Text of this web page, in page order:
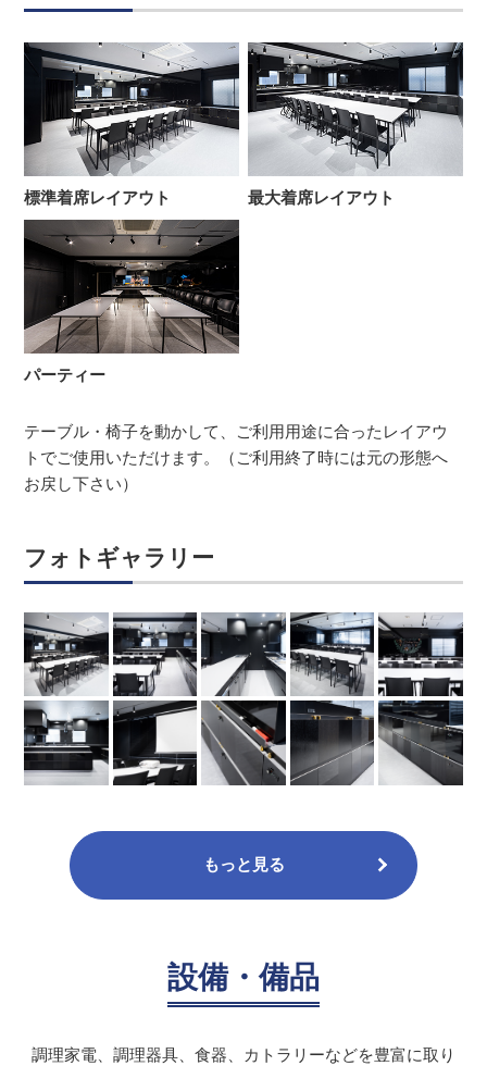
標準着席レイアウト 最大着席レイアウト
パーティー
テーブル・椅子を動かして、ご利用用途に合ったレイアウ
トでご使用いただけます。（ご利用終了時には元の形態へ
お戻し下さい）
フォトギャラリー
もっと見る
設備・備品
調理家電、調理器具、食器、カトラリーなどを豊富に取り